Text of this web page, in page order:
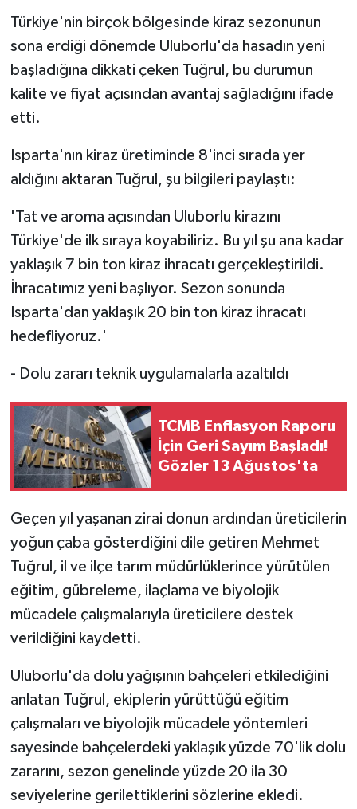
Türkiye'nin birçok bölgesinde kiraz sezonunun
sona erdiği dönemde Uluborlu'da hasadın yeni
başladığına dikkati çeken Tuğrul, bu durumun
kalite ve fiyat açısından avantaj sağladığını ifade
etti.
Isparta'nın kiraz üretiminde 8'inci sırada yer
aldığını aktaran Tuğrul, şu bilgileri paylaştı:
'Tat ve aroma açısından Uluborlu kirazını
Türkiye'de ilk sıraya koyabiliriz. Bu yıl şu ana kadar
yaklaşık 7 bin ton kiraz ihracatı gerçekleştirildi.
İhracatımız yeni başlıyor. Sezon sonunda
Isparta'dan yaklaşık 20 bin ton kiraz ihracatı
hedefliyoruz.'
- Dolu zararı teknik uygulamalarla azaltıldı
TCMB Enflasyon Raporu
İçin Geri Sayım Başladı!
Gözler 13 Ağustos'ta
Geçen yıl yaşanan zirai donun ardından üreticilerin
yoğun çaba gösterdiğini dile getiren Mehmet
Tuğrul, il ve ilçe tarım müdürlüklerince yürütülen
eğitim, gübreleme, ilaçlama ve biyolojik
mücadele çalışmalarıyla üreticilere destek
verildiğini kaydetti.
Uluborlu'da dolu yağışının bahçeleri etkilediğini
anlatan Tuğrul, ekiplerin yürüttüğü eğitim
çalışmaları ve biyolojik mücadele yöntemleri
sayesinde bahçelerdeki yaklaşık yüzde 70'lik dolu
zararını, sezon genelinde yüzde 20 ila 30
seviyelerine gerilettiklerini sözlerine ekledi.